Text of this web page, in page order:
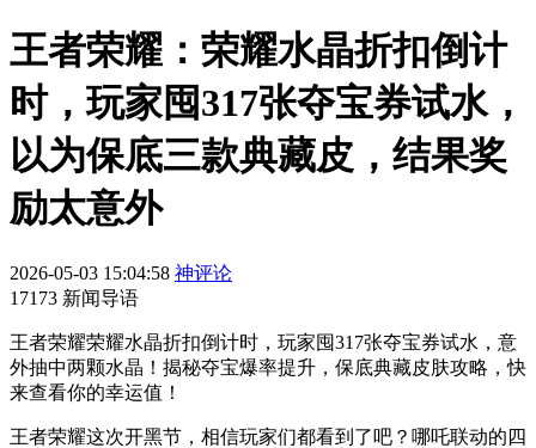
王者荣耀：荣耀水晶折扣倒计
时，玩家囤317张夺宝券试水，
以为保底三款典藏皮，结果奖
励太意外
2026-05-03 15:04:58 神评论
17173 新闻导语
王者荣耀荣耀水晶折扣倒计时，玩家囤317张夺宝券试水，意
外抽中两颗水晶！揭秘夺宝爆率提升，保底典藏皮肤攻略，快
来查看你的幸运值！
王者荣耀这次开黑节，相信玩家们都看到了吧？哪吒联动的四